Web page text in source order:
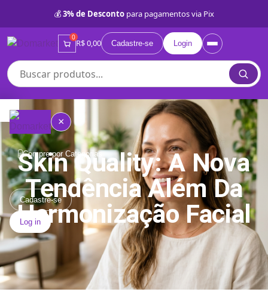
💰3% de Desconto para pagamentos via Pix
0
R$ 0,00 Cadastre-se Login
×
≡Compre por Categorias
Quem
somos
Lojas
Próprias
BD
Blau
Farmacêutica
Categorias
Bioestimuladores
Cadastre-se
Log in
Skin Quality: A Nova
Tendência Além Da
Harmonização Facial